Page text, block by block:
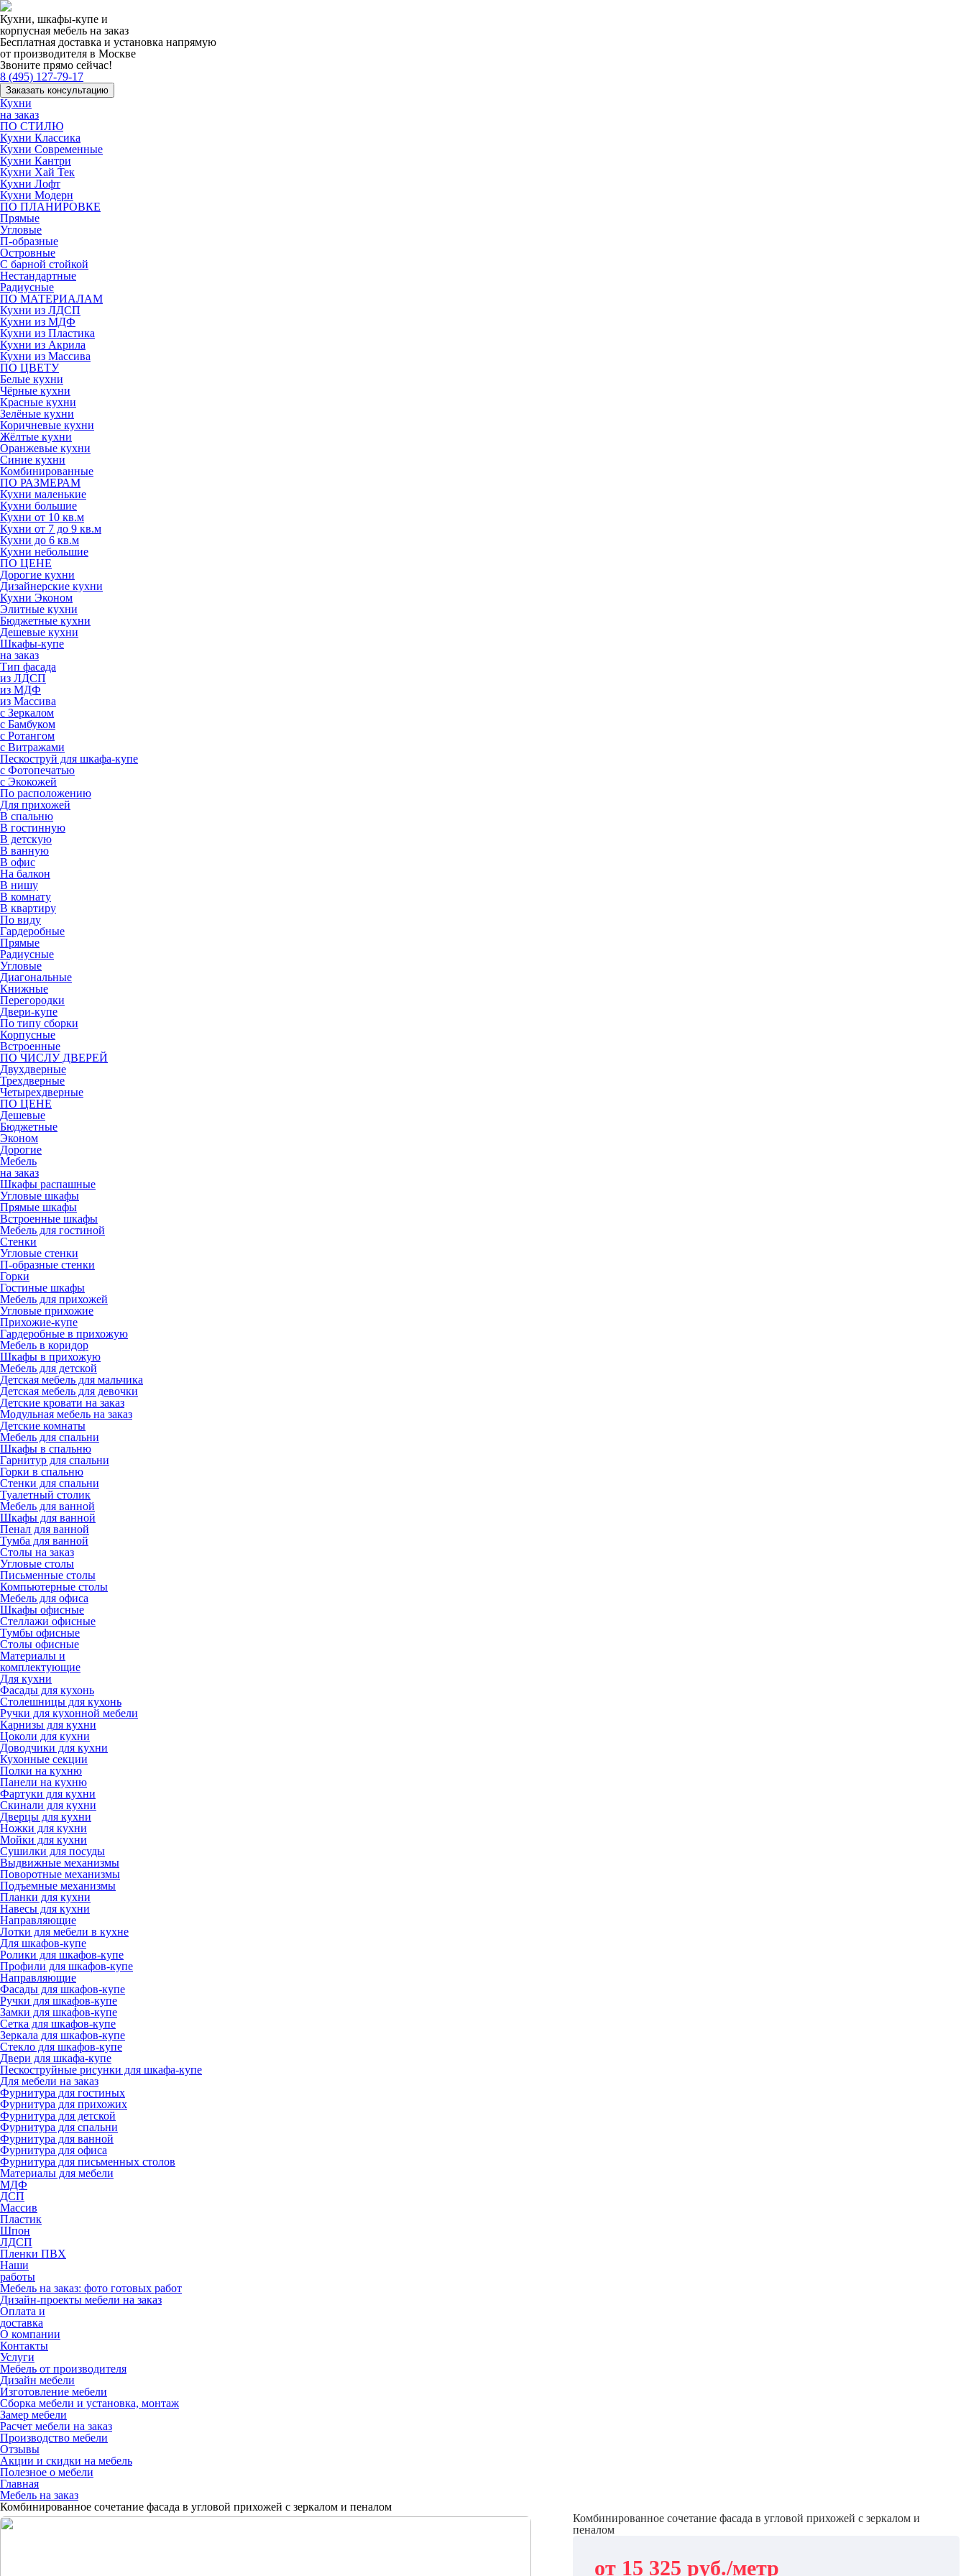
Кухни, шкафы-купе и
корпусная мебель на заказ
Бесплатная доставка и установка напрямую
от производителя в Москве
Звоните прямо сейчас!
8 (495) 127-79-17
Заказать консультацию
Кухни
на заказ
ПО СТИЛЮ
Кухни Классика
Кухни Современные
Кухни Кантри
Кухни Хай Тек
Кухни Лофт
Кухни Модерн
ПО ПЛАНИРОВКЕ
Прямые
Угловые
П-образные
Островные
С барной стойкой
Нестандартные
Радиусные
ПО МАТЕРИАЛАМ
Кухни из ЛДСП
Кухни из МДФ
Кухни из Пластика
Кухни из Акрила
Кухни из Массива
ПО ЦВЕТУ
Белые кухни
Чёрные кухни
Красные кухни
Зелёные кухни
Коричневые кухни
Жёлтые кухни
Оранжевые кухни
Синие кухни
Комбинированные
ПО РАЗМЕРАМ
Кухни маленькие
Кухни большие
Кухни от 10 кв.м
Кухни от 7 до 9 кв.м
Кухни до 6 кв.м
Кухни небольшие
ПО ЦЕНЕ
Дорогие кухни
Дизайнерские кухни
Кухни Эконом
Элитные кухни
Бюджетные кухни
Дешевые кухни
Шкафы-купе
на заказ
Тип фасада
из ЛДСП
из МДФ
из Массива
с Зеркалом
с Бамбуком
с Ротангом
с Витражами
Пескоструй для шкафа-купе
с Фотопечатью
с Экокожей
По расположению
Для прихожей
В спальню
В гостинную
В детскую
В ванную
В офис
На балкон
В нишу
В комнату
В квартиру
По виду
Гардеробные
Прямые
Радиусные
Угловые
Диагональные
Книжные
Перегородки
Двери-купе
По типу сборки
Корпусные
Встроенные
ПО ЧИСЛУ ДВЕРЕЙ
Двухдверные
Трехдверные
Четырехдверные
ПО ЦЕНЕ
Дешевые
Бюджетные
Эконом
Дорогие
Мебель
на заказ
Шкафы распашные
Угловые шкафы
Прямые шкафы
Встроенные шкафы
Мебель для гостиной
Стенки
Угловые стенки
П-образные стенки
Горки
Гостиные шкафы
Мебель для прихожей
Угловые прихожие
Прихожие-купе
Гардеробные в прихожую
Мебель в коридор
Шкафы в прихожую
Мебель для детской
Детская мебель для мальчика
Детская мебель для девочки
Детские кровати на заказ
Модульная мебель на заказ
Детские комнаты
Мебель для спальни
Шкафы в спальню
Гарнитур для спальни
Горки в спальню
Стенки для спальни
Туалетный столик
Мебель для ванной
Шкафы для ванной
Пенал для ванной
Тумба для ванной
Столы на заказ
Угловые столы
Письменные столы
Компьютерные столы
Мебель для офиса
Шкафы офисные
Стеллажи офисные
Тумбы офисные
Столы офисные
Материалы и
комплектующие
Для кухни
Фасады для кухонь
Столешницы для кухонь
Ручки для кухонной мебели
Карнизы для кухни
Цоколи для кухни
Доводчики для кухни
Кухонные секции
Полки на кухню
Панели на кухню
Фартуки для кухни
Скинали для кухни
Дверцы для кухни
Ножки для кухни
Мойки для кухни
Сушилки для посуды
Выдвижные механизмы
Поворотные механизмы
Подъемные механизмы
Планки для кухни
Навесы для кухни
Направляющие
Лотки для мебели в кухне
Для шкафов-купе
Ролики для шкафов-купе
Профили для шкафов-купе
Направляющие
Фасады для шкафов-купе
Ручки для шкафов-купе
Замки для шкафов-купе
Сетка для шкафов-купе
Зеркала для шкафов-купе
Стекло для шкафов-купе
Двери для шкафа-купе
Пескоструйные рисунки для шкафа-купе
Для мебели на заказ
Фурнитура для гостиных
Фурнитура для прихожих
Фурнитура для детской
Фурнитура для спальни
Фурнитура для ванной
Фурнитура для офиса
Фурнитура для письменных столов
Материалы для мебели
МДФ
ДСП
Массив
Пластик
Шпон
ЛДСП
Пленки ПВХ
Наши
работы
Мебель на заказ: фото готовых работ
Дизайн-проекты мебели на заказ
Оплата и
доставка
О компании
Контакты
Услуги
Мебель от производителя
Дизайн мебели
Изготовление мебели
Сборка мебели и установка, монтаж
Замер мебели
Расчет мебели на заказ
Производство мебели
Отзывы
Акции и скидки на мебель
Полезное о мебели
Главная
Мебель на заказ
Комбинированное сочетание фасада в угловой прихожей с зеркалом и пеналом
Комбинированное сочетание фасада в угловой прихожей с зеркалом и
пеналом
от 15 325 руб./метр